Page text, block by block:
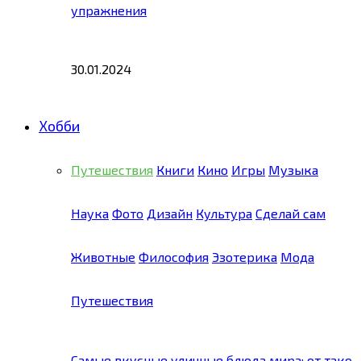
упражнения
30.01.2024
Хобби
Путешествия Книги Кино Игры Музыка
Наука Фото Дизайн Культура Сделай сам
Животные Философия Эзотерика Мода
Путешествия